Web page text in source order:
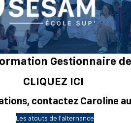
Gestionnaire
CLIQUEZ ICI
contactez Caroline au
Les atouts de l'alternance